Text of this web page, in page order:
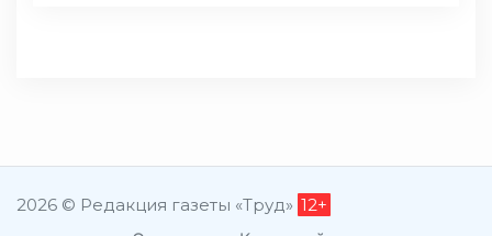
2026 © Редакция газеты «Труд» 12+